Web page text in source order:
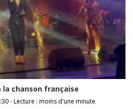
la chanson française
- Lecture : moins d'une minute